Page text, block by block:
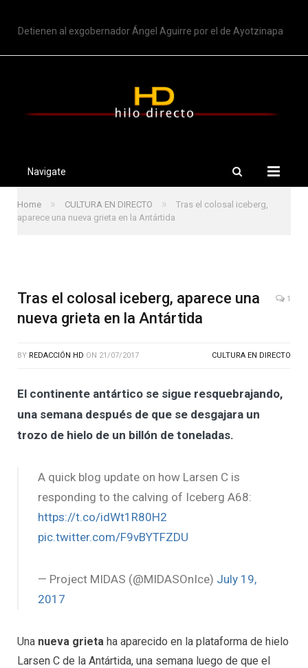
Detienen al exgobernador Ángel Aguirre por el de Ayotzinapa
Navigate
Home » CULTURA EN DIRECTO »
Tras el colosal iceberg,
aparece una nueva grieta en la Antártida
Tras el colosal iceberg, aparece una
nueva grieta en la Antártida
1
BY REDACCIÓN HD ON 21/07/2017 CULTURA EN DIRECTO
El continente antártico se sigue resquebrajando,
una semana después de que se desgajara un
trozo de hielo de un billón de toneladas.
A quick blog update on how Larsen C is
responding to the calving of Iceberg A68:
https://t.co/idWt1R80H2
pic.twitter.com/F9vBYTFZDU
— Project MIDAS (@MIDASOnIce) July 19,
2017
Una nueva grieta ha aparecido en la plataforma de hielo
Larsen C de la Antártida, una semana luego de que el